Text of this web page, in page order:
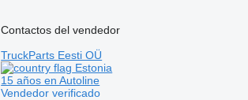
Contactos del vendedor
TruckParts Eesti OÜ
Estonia
15 años en Autoline
Vendedor verificado